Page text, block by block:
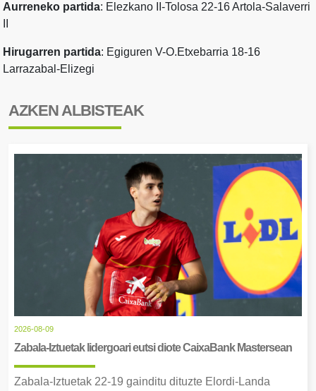
Aurreneko partida: Elezkano II-Tolosa 22-16 Artola-Salaverri
Hirugarren partida: Egiguren V-O.Etxebarria 18-16
Larrazabal-Elizegi
AZKEN ALBISTEAK
2026-08-09
Zabala-Iztuetak lidergoari eutsi diote CaixaBank Mastersean
Zabala-Iztuetak 22-19 gainditu dituzte Elordi-Landa